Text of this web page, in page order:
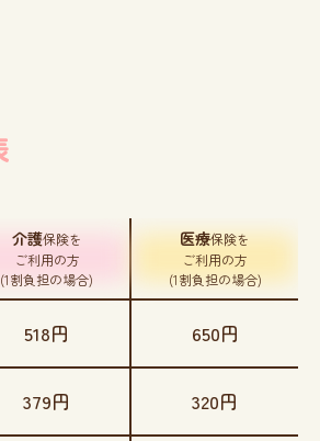
介護保険を
ご利用の方
(1割負担の場合)
医療保険を
ご利用の方
(1割負担の場合)
518円 650円
379円 320円